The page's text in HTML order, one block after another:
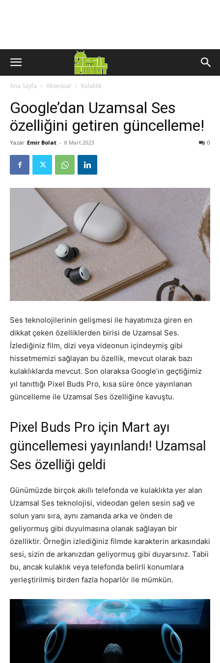
Ana Sayfa Aksesuar Kulaklık
Google’dan Uzamsal Ses
özelliğini getiren güncelleme!
Yazar Emir Bolat - 8 Mart 2023 0
Ses teknolojilerinin gelişmesi ile hayatımıza giren en
dikkat çeken özelliklerden birisi de Uzamsal Ses.
İzlediğiniz film, dizi veya videonun içindeymiş gibi
hissetmemizi sağlayan bu özellik, mevcut olarak bazı
kulaklıklarda mevcut. Son olaraksa Google’ın geçtiğimiz
yıl tanıttığı Pixel Buds Pro, kısa süre önce yayınlanan
güncelleme ile Uzamsal Ses özelliğine kavuştu.
Pixel Buds Pro için Mart ayı
güncellemesi yayınlandı! Uzamsal
Ses özelliği geldi
Günümüzde birçok akıllı telefonda ve kulaklıkta yer alan
Uzamsal Ses teknolojisi, videodan gelen sesin sağ ve
solun yanı sıra, aynı zamanda arka ve önden de
geliyormuş gibi duyulmasına olanak sağlayan bir
özelliktir. Örneğin izlediğiniz filmde karakterin arkasındaki
sesi, sizin de arkanızdan geliyormuş gibi duyarsınız. Tabii
bu, ancak kulaklık veya telefonda belirli konumlara
yerleştirilmiş birden fazla hoparlör ile mümkün.